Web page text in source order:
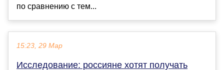
по сравнению с тем...
15:23, 29 Мар
Исследование: россияне хотят получать